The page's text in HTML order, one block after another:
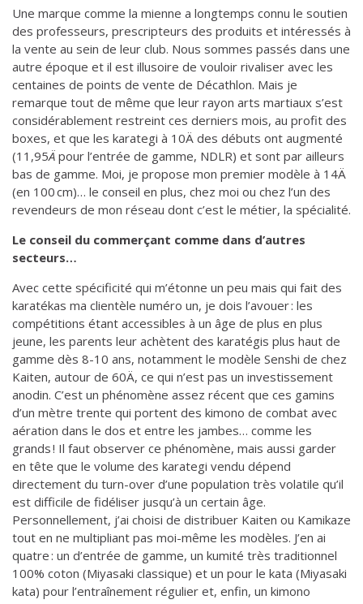
Une marque comme la mienne a longtemps connu le soutien
des professeurs, prescripteurs des produits et intéressés à
la vente au sein de leur club. Nous sommes passés dans une
autre époque et il est illusoire de vouloir rivaliser avec les
centaines de points de vente de Décathlon. Mais je
remarque tout de même que leur rayon arts martiaux s’est
considérablement restreint ces derniers mois, au profit des
boxes, et que les karategi à 10Ä des débuts ont augmenté
(11,95Ä pour l’entrée de gamme, NDLR) et sont par ailleurs
bas de gamme. Moi, je propose mon premier modèle à 14Ä
(en 100 cm)… le conseil en plus, chez moi ou chez l’un des
revendeurs de mon réseau dont c’est le métier, la spécialité.
Le conseil du commerçant comme dans d’autres
secteurs…
Avec cette spécificité qui m’étonne un peu mais qui fait des
karatékas ma clientèle numéro un, je dois l’avouer : les
compétitions étant accessibles à un âge de plus en plus
jeune, les parents leur achètent des karatégis plus haut de
gamme dès 8-10 ans, notamment le modèle Senshi de chez
Kaiten, autour de 60Ä, ce qui n’est pas un investissement
anodin. C’est un phénomène assez récent que ces gamins
d’un mètre trente qui portent des kimono de combat avec
aération dans le dos et entre les jambes… comme les
grands ! Il faut observer ce phénomène, mais aussi garder
en tête que le volume des karategi vendu dépend
directement du turn-over d’une population très volatile qu’il
est difficile de fidéliser jusqu’à un certain âge.
Personnellement, j’ai choisi de distribuer Kaiten ou Kamikaze
tout en ne multipliant pas moi-même les modèles. J’en ai
quatre : un d’entrée de gamme, un kumité très traditionnel
100% coton (Miyasaki classique) et un pour le kata (Miyasaki
kata) pour l’entraînement régulier et, enfin, un kimono